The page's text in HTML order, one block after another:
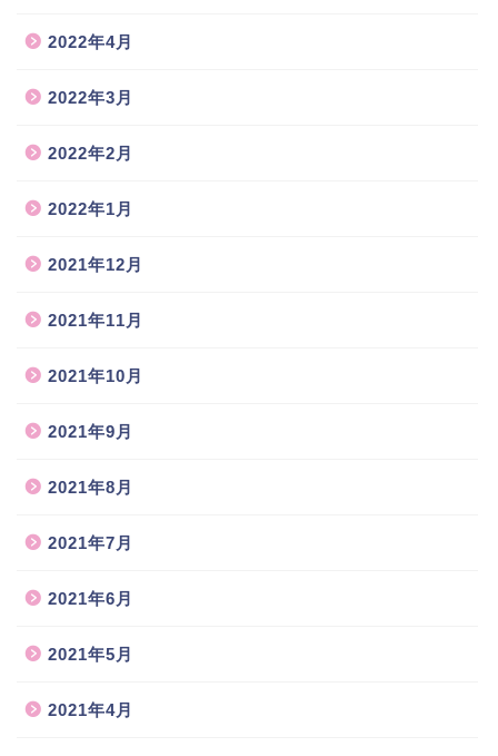
2022年4月
2022年3月
2022年2月
2022年1月
2021年12月
2021年11月
2021年10月
2021年9月
2021年8月
2021年7月
2021年6月
2021年5月
2021年4月